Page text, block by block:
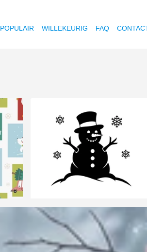
POPULAIR WILLEKEURIG FAQ